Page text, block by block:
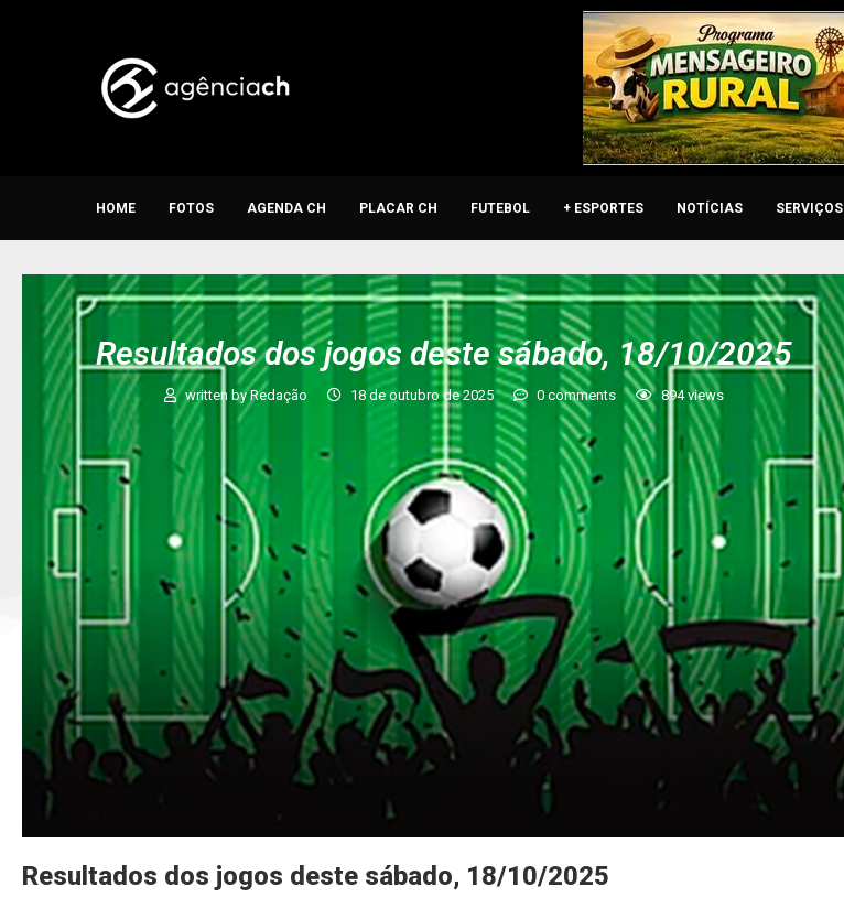
HOME FOTOS AGENDA CH PLACAR CH FUTEBOL + ESPORTES NOTÍCIAS SERVIÇOS
Resultados dos jogos deste sábado, 18/10/2025
written byRedação 18 de outubro de 2025 0 comments 894views
Resultados dos jogos deste sábado, 18/10/2025